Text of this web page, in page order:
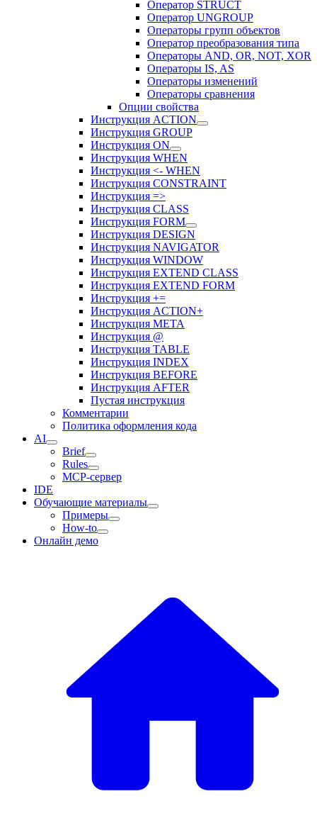
Оператор STRUCT
Оператор UNGROUP
Операторы групп объектов
Оператор преобразования типа
Операторы AND, OR, NOT, XOR
Операторы IS, AS
Операторы изменений
Операторы сравнения
Опции свойства
Инструкция ACTION
Инструкция GROUP
Инструкция ON
Инструкция WHEN
Инструкция <- WHEN
Инструкция CONSTRAINT
Инструкция =>
Инструкция CLASS
Инструкция FORM
Инструкция DESIGN
Инструкция NAVIGATOR
Инструкция WINDOW
Инструкция EXTEND CLASS
Инструкция EXTEND FORM
Инструкция +=
Инструкция ACTION+
Инструкция META
Инструкция @
Инструкция TABLE
Инструкция INDEX
Инструкция BEFORE
Инструкция AFTER
Пустая инструкция
Комментарии
Политика оформления кода
AI
Brief
Rules
MCP-сервер
IDE
Обучающие материалы
Примеры
How-to
Онлайн демо